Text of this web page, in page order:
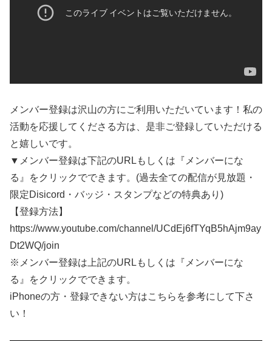
メンバー登録は沢山の方にご利用いただいています！私の
活動を応援してくださる方は、是非ご登録していただける
と嬉しいです。
▼メンバー登録は下記のURLもしくは『メンバーにな
る』をクリックでできます。(過去全ての配信が見放題・
限定Disicord・バッジ・スタンプなどの特典あり)
【登録方法】
https://www.youtube.com/channel/UCdEj6fTYqB5hAjm9ay
Dt2WQ/join
※メンバー登録は上記のURLもしくは『メンバーにな
る』をクリックでできます。
iPhoneの方・登録できない方はこちらを参考にして下さ
い！